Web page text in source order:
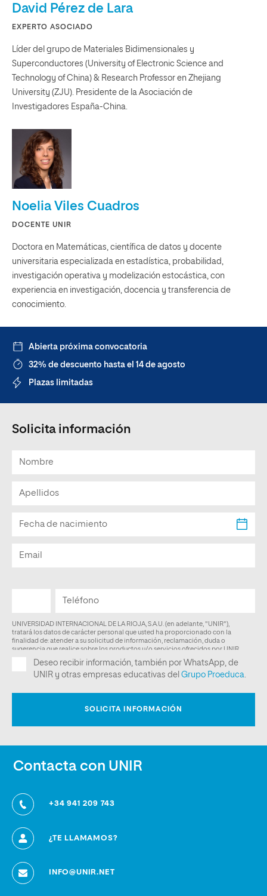
David Pérez de Lara
EXPERTO ASOCIADO
Líder del grupo de Materiales Bidimensionales y
Superconductores (University of Electronic Science and
Technology of China) & Research Professor en Zhejiang
University (ZJU). Presidente de la Asociación de
Investigadores España-China.
Noelia Viles Cuadros
DOCENTE UNIR
Doctora en Matemáticas, científica de datos y docente
universitaria especializada en estadística, probabilidad,
investigación operativa y modelización estocástica, con
experiencia en investigación, docencia y transferencia de
conocimiento.
Abierta próxima convocatoria
32% de descuento hasta el 14 de agosto
Plazas limitadas
Solicita información
Contacta con UNIR
+34 941 209 743
¿TE LLAMAMOS?
INFO@UNIR.NET